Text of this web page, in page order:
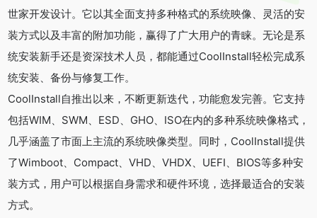
世家开发设计。它以其全面支持多种格式的系统映像、灵活的安
装方式以及丰富的附加功能，赢得了广大用户的青睐。无论是系
统安装新手还是资深技术人员，都能通过CoolInstall轻松完成系
统安装、备份与修复工作。
CoolInstall自推出以来，不断更新迭代，功能愈发完善。它支持
包括WIM、SWM、ESD、GHO、ISO在内的多种系统映像格式，
几乎涵盖了市面上主流的系统映像类型。同时，CoolInstall提供
了Wimboot、Compact、VHD、VHDX、UEFI、BIOS等多种安
装方式，用户可以根据自身需求和硬件环境，选择最适合的安装
方式。